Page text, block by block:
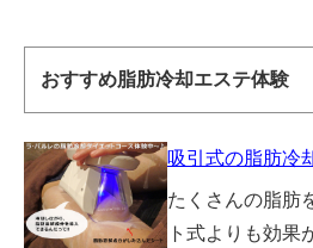
おすすめ脂肪冷却エステ体験
吸引式の脂肪冷
たくさんの脂肪
ト式よりも効果